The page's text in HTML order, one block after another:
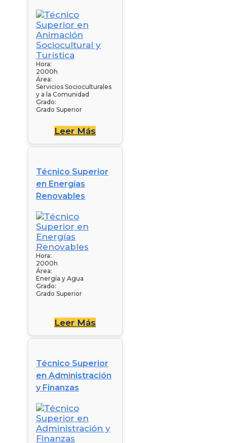
Hora:
2000h
Área:
Servicios Socioculturales
y a la Comunidad
Grado:
Grado Superior
Leer Más
Técnico Superior
en Energías
Renovables
Hora:
2000h
Área:
Energía y Agua
Grado:
Grado Superior
Leer Más
Técnico Superior
en Administración
y Finanzas